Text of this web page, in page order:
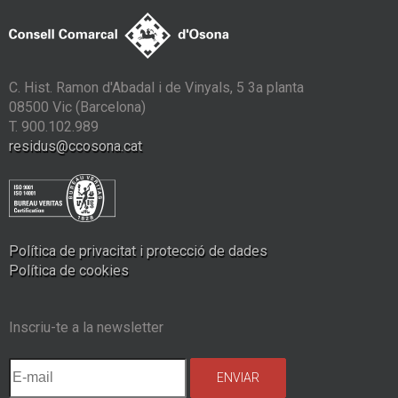
C. Hist. Ramon d'Abadal i de Vinyals, 5 3a planta
08500 Vic (Barcelona)
T. 900.102.989
residus@ccosona.cat
Política de privacitat i protecció de dades
Política de cookies
Inscriu-te a la newsletter